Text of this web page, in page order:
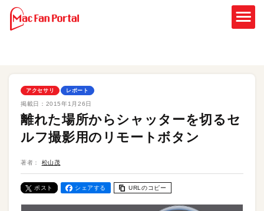
アクセサリ レポート
掲載日： 2015年1月26日
離れた場所からシャッターを切るセ
ルフ撮影用のリモートボタン
著者： 松山茂
ポスト シェアする URLのコピー